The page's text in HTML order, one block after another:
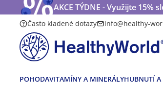
AKCE TÝDNE - Využijte
Často kladené dotazy info@healthy-
POHODAVITAMÍNY A MINERÁLYHUBNUTÍ A